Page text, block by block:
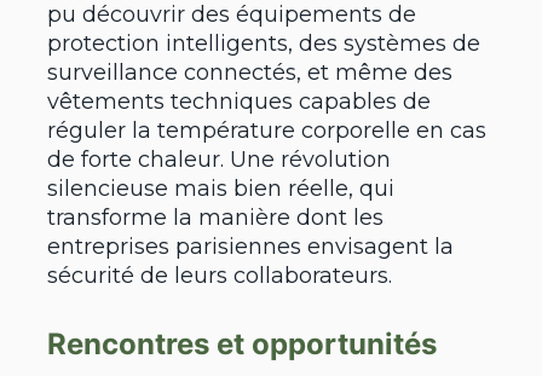
pu découvrir des équipements de
protection intelligents, des systèmes de
surveillance connectés, et même des
vêtements techniques capables de
réguler la température corporelle en cas
de forte chaleur. Une révolution
silencieuse mais bien réelle, qui
transforme la manière dont les
entreprises parisiennes envisagent la
sécurité de leurs collaborateurs.
Rencontres et opportunités